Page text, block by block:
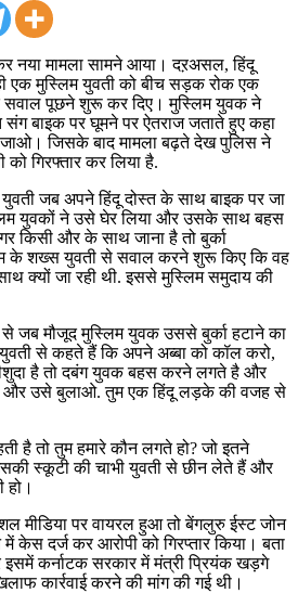
नया मामला सामने आया। दऱअसल, हिंदू
एक मुस्लिम युवती को बीच सड़क रोक एक
पूछने शुरू कर दिए। मुस्लिम युवक ने
संग बाइक पर घूमने पर ऐतराज जताते हुए कहा
जाओ। जिसके बाद मामला बढ़ते देख पुलिस ने
गिरफ्तार कर लिया है.
जब अपने हिंदू दोस्त के साथ बाइक पर जा
युवकों ने उसे घेर लिया और उसके साथ बहस
किसी और के साथ जाना है तो बुर्का
के शख्स युवती से सवाल करने शुरू किए कि वह
क्यों जा रही थी. इससे मुस्लिम समुदाय की
से जब मौजूद मुस्लिम युवक उससे बुर्का हटाने का
युवती से कहते हैं कि अपने अब्बा को कॉल करो,
है तो दबंग युवक बहस करने लगते है और
और उसे बुलाओ. तुम एक हिंदू लड़के की वजह से
है तो तुम हमारे कौन लगते हो? जो इतने
स्कूटी की चाभी युवती से छीन लेते हैं और
हो।
मीडिया पर वायरल हुआ तो बेंगलुरु ईस्ट जोन
केस दर्ज कर आरोपी को गिरप्तार किया। बता
इसमें कर्नाटक सरकार में मंत्री प्रियंक खड़गे
कार्रवाई करने की मांग की गई थी।